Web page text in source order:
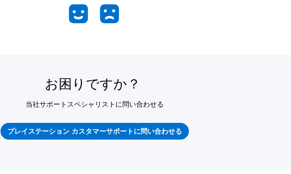
お困りですか？
当社サポートスペシャリストに問い合わせる
プレイステーション カスタマーサポートに問い合わせる